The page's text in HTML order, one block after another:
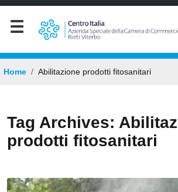
Home Abilitazione prodotti fitosanitari
Tag Archives:
prodotti fitosanitari